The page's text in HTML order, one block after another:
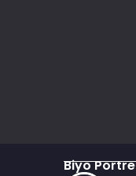
Biyo Portre